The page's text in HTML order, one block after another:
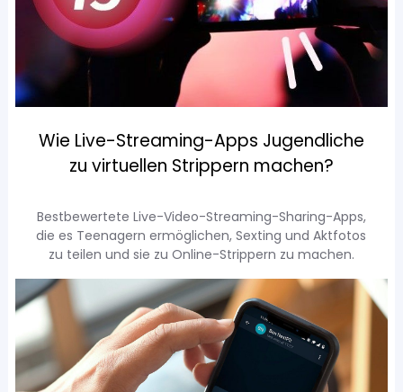
Wie Live-Streaming-Apps Jugendliche
zu virtuellen Strippern machen?
Bestbewertete Live-Video-Streaming-Sharing-Apps,
die es Teenagern ermöglichen, Sexting und Aktfotos
zu teilen und sie zu Online-Strippern zu machen.